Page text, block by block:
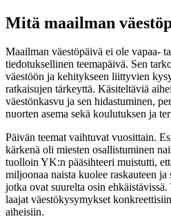
Mitä maailman
Maailman väestöpäivä ei ole vapaa-
tiedotuksellinen teemapäivä. Sen
väestöön ja kehitykseen liittyvien
ratkaisujen tärkeyttä. Käsiteltäviä
väestönkasvu ja sen hidastuminen,
nuorten asema sekä koulutuksen ja
Päivän teemat vaihtuvat vuosittain.
kärkenä oli miesten osallistuminen
tuolloin YK:n pääsihteeri muistutti,
miljoonaa naista kuolee raskauteen
jotka ovat suurelta osin
laajat väestökysymykset
aiheisiin.